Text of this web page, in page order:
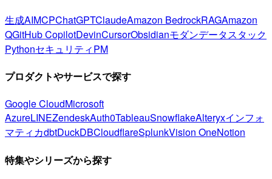
生成AIMCPChatGPTClaudeAmazon BedrockRAGAmazon
QGitHub CopilotDevinCursorObsidianモダンデータスタック
PythonセキュリティPM
プロダクトやサービスで探す
Google CloudMicrosoft
AzureLINEZendeskAuth0TableauSnowflakeAlteryxインフォ
マティカdbtDuckDBCloudflareSplunkVision OneNotion
特集やシリーズから探す